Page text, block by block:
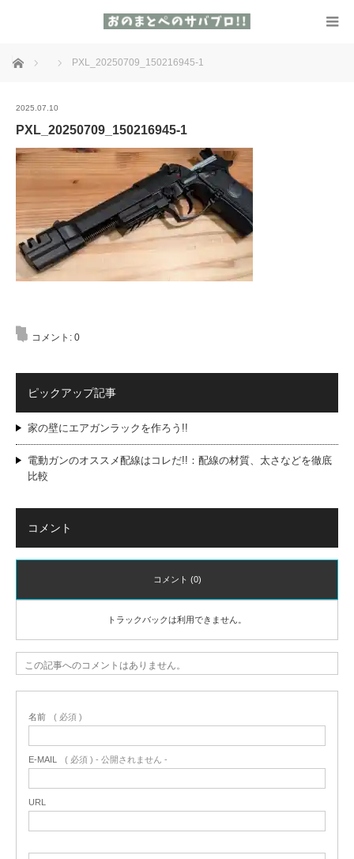
ホーム PXL_20250709_150216945-1
2025.07.10
PXL_20250709_150216945-1
コメント: 0
ピックアップ記事
家の壁にエアガンラックを作ろう!!
電動ガンのオススメ配線はコレだ!!：配線の材質、太さなどを徹底
比較
コメント
コメント (0)
トラックバックは利用できません。
この記事へのコメントはありません。
名前 ( 必須 )
E-MAIL ( 必須 ) - 公開されません -
URL